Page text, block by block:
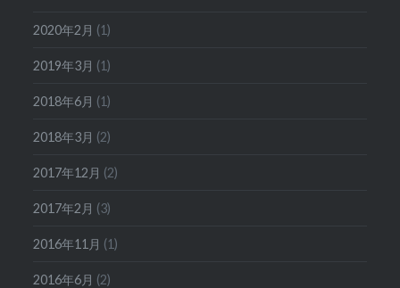
2020年2月 (1)
2019年3月 (1)
2018年6月 (1)
2018年3月 (2)
2017年12月 (2)
2017年2月 (3)
2016年11月 (1)
2016年6月 (2)